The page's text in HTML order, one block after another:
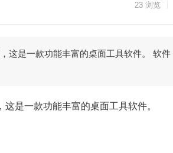
23 浏览
这是一款功能丰富的桌面工具软件。 软件
是一款功能丰富的桌面工具软件。